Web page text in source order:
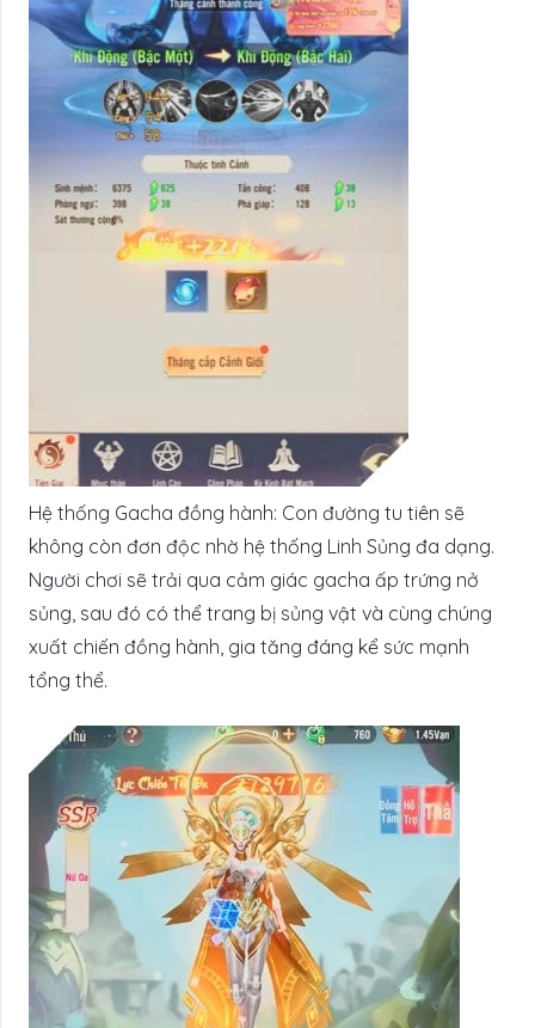
Hệ thống Gacha đồng hành: Con đường tu tiên sẽ
không còn đơn độc nhờ hệ thống Linh Sủng đa dạng.
Người chơi sẽ trải qua cảm giác gacha ấp trứng nở
sủng, sau đó có thể trang bị sủng vật và cùng chúng
xuất chiến đồng hành, gia tăng đáng kể sức mạnh
tổng thể.